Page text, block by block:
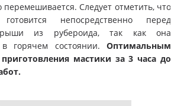
Следует отметить, что
непосредственно перед
крыши из рубероида, так как она
в горячем состоянии.Оптимальным
мастики за 3 часа до